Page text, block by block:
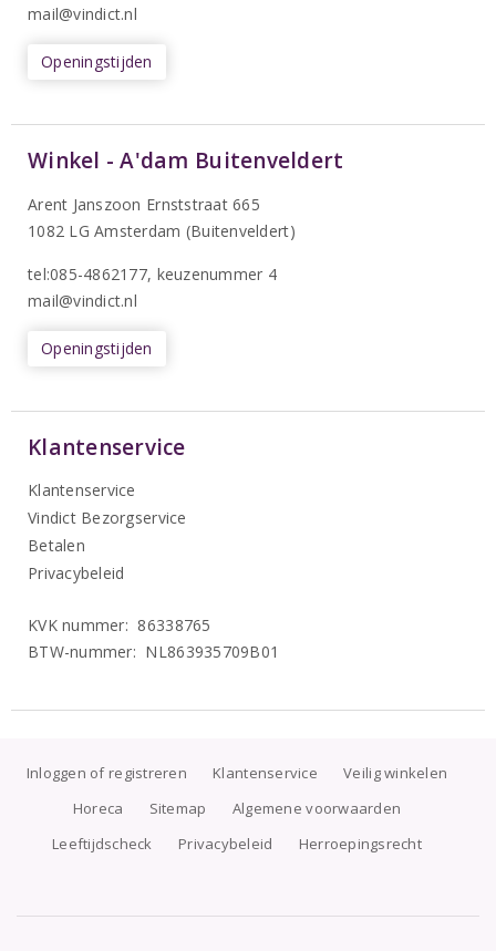
mail@vindict.nl
Openingstijden
Winkel - A'dam Buitenveldert
Arent Janszoon Ernststraat 665
1082 LG Amsterdam (Buitenveldert)
tel:085-4862177, keuzenummer 4
mail@vindict.nl
Openingstijden
Klantenservice
Klantenservice
Vindict Bezorgservice
Betalen
Privacybeleid
KVK nummer: 86338765
BTW-nummer: NL863935709B01
Inloggen of registreren Klantenservice
Veilig winkelen
Horeca
Sitemap
Algemene voorwaarden
Leeftijdscheck
Privacybeleid Herroepingsrecht